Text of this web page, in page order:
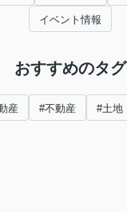
イベント情報
おすすめのタグ
産 #不動産 #土地